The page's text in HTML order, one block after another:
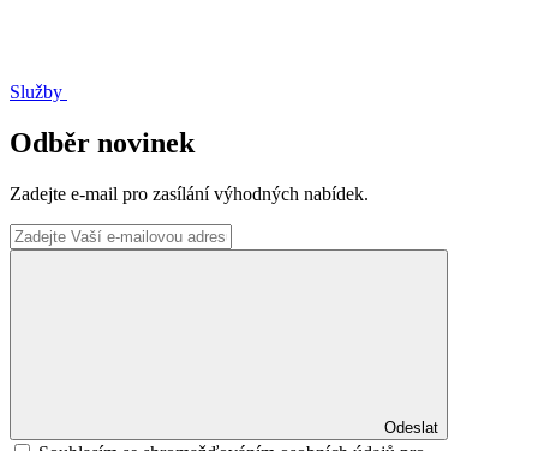
Služby
Odběr novinek
Zadejte e-mail pro zasílání výhodných nabídek.
Odeslat